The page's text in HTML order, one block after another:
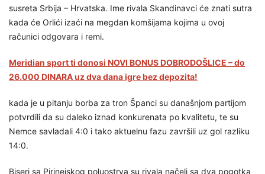
susreta Srbija – Hrvatska. Ime rivala Skandinavci će znati sutra
kada će Orlići izaći na megdan komšijama kojima u ovoj
računici odgovara i remi.
Meridian sport ti donosi NOVI BONUS DOBRODOŠLICE – do
26.000 DINARA uz dva dana igre bez depozita!
kada je u pitanju borba za tron Španci su današnjom partijom
potvrdili da su daleko iznad konkurenata po kvalitetu, te su
Nemce savladali 4:0 i tako aktuelnu fazu završili uz gol razliku
14:0.
Biseri sa Pirinejskog poluostrva su rivala načeli sa dva pogotka